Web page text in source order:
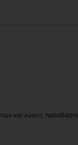
και λύσεις